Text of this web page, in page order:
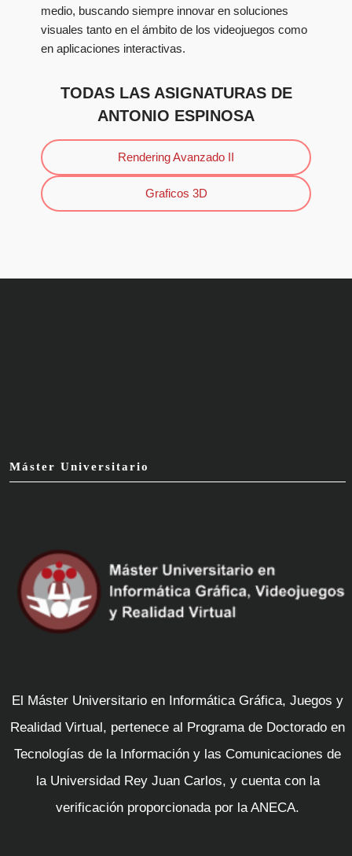
medio, buscando siempre innovar en soluciones
visuales tanto en el ámbito de los videojuegos como
en aplicaciones interactivas.
TODAS LAS ASIGNATURAS DE
ANTONIO ESPINOSA
Rendering Avanzado II
Graficos 3D
Máster Universitario
El Máster Universitario en Informática Gráfica, Juegos y
Realidad Virtual, pertenece al Programa de Doctorado en
Tecnologías de la Información y las Comunicaciones de
la Universidad Rey Juan Carlos, y cuenta con la
verificación proporcionada por la ANECA.